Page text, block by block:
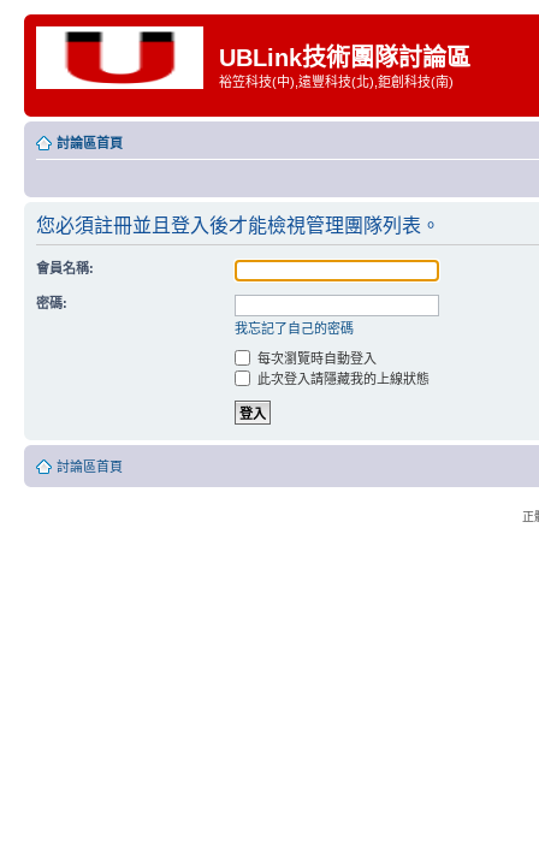
UBLink技術團隊討論區
裕笠科技(中),遠豐科技(北),鉅創科技(南)
討論區首頁
您必須註冊並且登入後才能檢視管理團隊列表。
會員名稱:
密碼:
我忘記了自己的密碼
每次瀏覽時自動登入
此次登入請隱藏我的上線狀態
討論區首頁
正